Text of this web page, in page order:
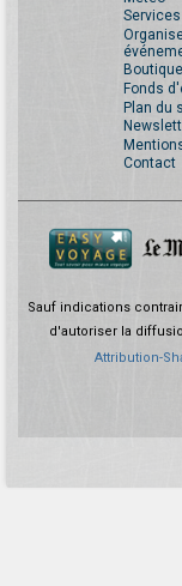
Boutique
Fonds
Plan du
Contact
Sauf indications
d'autoriser la
Attribution-